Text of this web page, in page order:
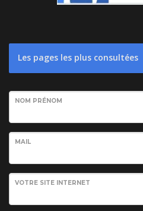
Les pages les plus consultées
NOM PRÉNOM
MAIL
VOTRE SITE INTERNET